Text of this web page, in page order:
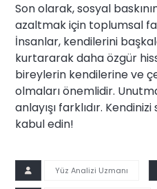
Son olarak, sosyal
azaltmak için toplumsal
İnsanlar, kendilerini
kurtararak daha özgür
bireylerin kendilerine ve
olmaları önemlidir.
anlayışı farklıdır.
kabul edin!
Yüz Analizi Uzmanı